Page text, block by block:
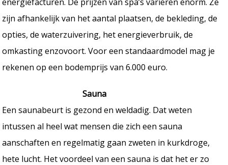
zijn afhankelijk van het aantal plaatsen, de bekleding, de
opties, de waterzuivering, het energieverbruik, de
omkasting enzovoort. Voor een standaardmodel mag je
rekenen op een bodemprijs van 6.000 euro.
Sauna
Een saunabeurt is gezond en weldadig. Dat weten
intussen al heel wat mensen die zich een sauna
aanschaften en regelmatig gaan zweten in kurkdroge,
hete lucht. Het voordeel van een sauna is dat het er zo